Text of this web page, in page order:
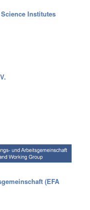
Institutes
(EFA